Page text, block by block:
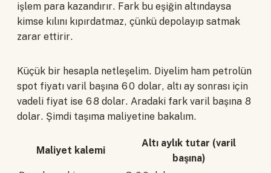
işlem para kazandırır. Fark bu eşiğin altındaysa
kimse kılını kıpırdatmaz, çünkü depolayıp satmak
zarar ettirir.
Küçük bir hesapla netleşelim. Diyelim ham petrolün
spot fiyatı varil başına 60 dolar, altı ay sonrası için
vadeli fiyat ise 68 dolar. Aradaki fark varil başına 8
dolar. Şimdi taşıma maliyetine bakalım.
Maliyet kalemi
Altı aylık tutar (varil
başına)